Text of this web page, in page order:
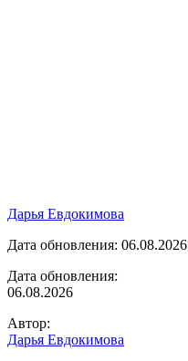
Дарья Евдокимова
Дата обновления: 06.08.2026
Дата обновления:
06.08.2026
Автор:
Дарья Евдокимова